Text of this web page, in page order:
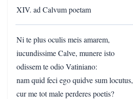
XIV. ad Calvum poetam
Ni te plus oculis meis amarem,
iucundissime Calve, munere isto
odissem te odio Vatiniano:
nam quid feci ego quidve sum locutus,
cur me tot male perderes poetis?